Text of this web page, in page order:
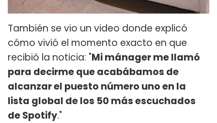
También se vio un video donde explicó
cómo vivió el momento exacto en que
recibió la noticia: "Mi mánager me llamó
para decirme que acabábamos de
alcanzar el puesto número uno en la
lista global de los 50 más escuchados
de Spotify."